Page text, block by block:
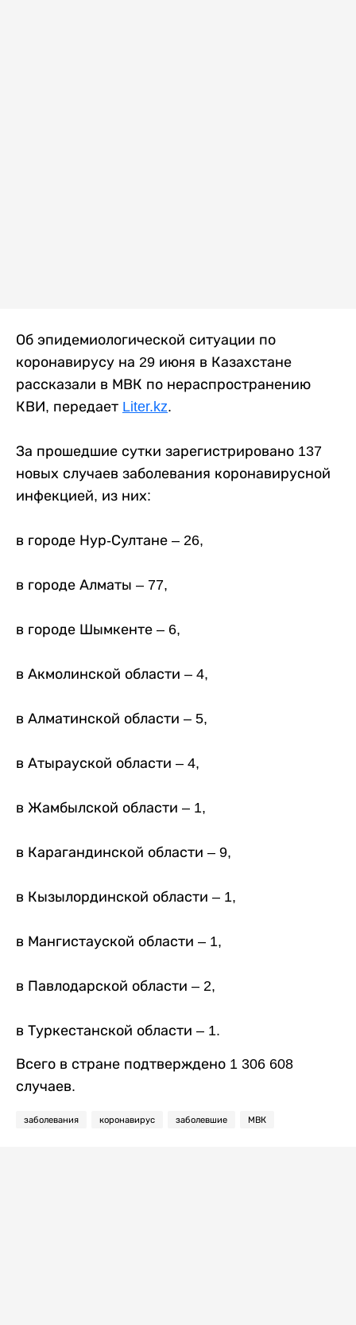
Об эпидемиологической ситуации по
коронавирусу на 29 июня в Казахстане
рассказали в МВК по нераспространению
КВИ, передает Liter.kz.
За прошедшие сутки зарегистрировано 137
новых случаев заболевания коронавирусной
инфекцией, из них:
в городе Нур-Султане – 26,
в городе Алматы – 77,
в городе Шымкенте – 6,
в Акмолинской области – 4,
в Алматинской области – 5,
в Атырауской области – 4,
в Жамбылской области – 1,
в Карагандинской области – 9,
в Кызылординской области – 1,
в Мангистауской области – 1,
в Павлодарской области – 2,
в Туркестанской области – 1.
Всего в стране подтверждено 1 306 608
случаев.
заболевания коронавирус заболевшие МВК